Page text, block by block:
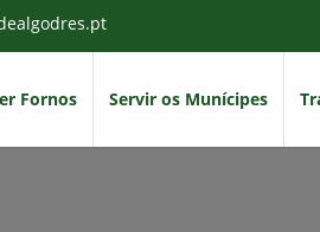
Fornos Servir os Munícipes